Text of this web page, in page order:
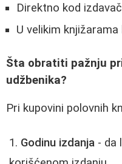
Direktno kod
U velikim
Šta obratiti pažnju
udžbenika?
Pri kupovini polovnih
Godinu izdanja - da